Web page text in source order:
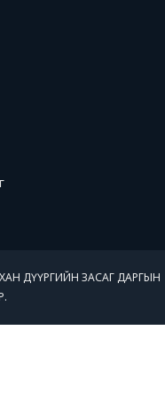
ДҮҮРГИЙН ЗАСАГ ДАРГЫН